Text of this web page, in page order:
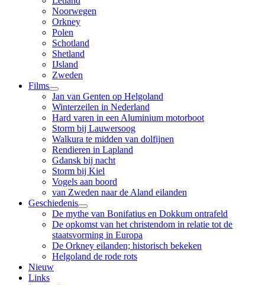
Noorwegen
Orkney
Polen
Schotland
Shetland
IJsland
Zweden
Films
Jan van Genten op Helgoland
Winterzeilen in Nederland
Hard varen in een Aluminium motorboot
Storm bij Lauwersoog
Walkura te midden van dolfijnen
Rendieren in Lapland
Gdansk bij nacht
Storm bij Kiel
Vogels aan boord
van Zweden naar de Aland eilanden
Geschiedenis
De mythe van Bonifatius en Dokkum ontrafeld
De opkomst van het christendom in relatie tot de
staatsvorming in Europa
De Orkney eilanden; historisch bekeken
Helgoland de rode rots
Nieuw
Links